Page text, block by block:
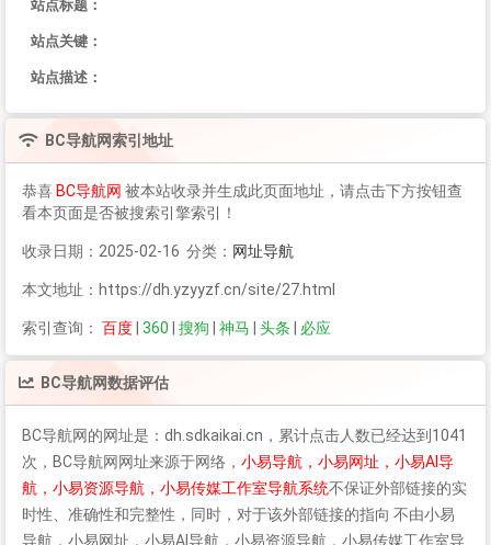
站点标题：
站点关键：
站点描述：
BC导航网索引地址
恭喜 BC导航网 被本站收录并生成此页面地址，请点击下方按钮查
看本页面是否被搜索引擎索引！
收录日期：2025-02-16 分类： 网址导航
本文地址：https://dh.yzyyzf.cn/site/27.html
索引查询： 百度 360 搜狗 神马 头条 必应
BC导航网数据评估
BC导航网的网址是：dh.sdkaikai.cn，累计点击人数已经达到1041
次， BC导航网 网址来源于网络， 小易导航，小易网址，小易AI导
航，小易资源导航，小易传媒工作室导航系统不保证外部链接的实
时性、准确性和完整性，同时，对于该外部链接的指向 不由小易
导航，小易网址，小易AI导航，小易资源导航，小易传媒工作室导